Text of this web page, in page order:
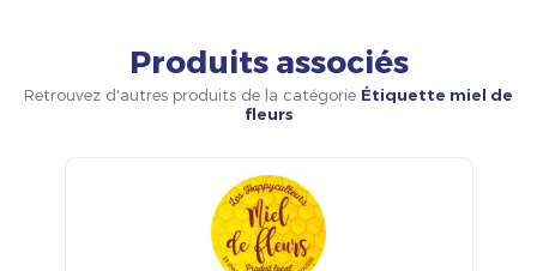
Produits associés
Retrouvez d'autres produits de la catégorie Étiquette miel de
fleurs